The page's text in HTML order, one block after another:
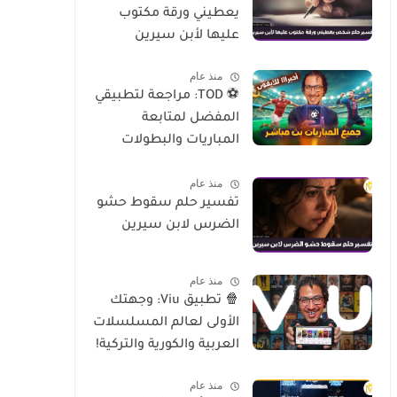
يعطيني ورقة مكتوب
عليها لأبن سيرين
منذ عام
⚽ TOD: مراجعة لتطبيقي
المفضل لمتابعة
المباريات والبطولات
منذ عام
تفسير حلم سقوط حشو
الضرس لابن سيرين
منذ عام
🍿 تطبيق Viu: وجهتك
الأولى لعالم المسلسلات
العربية والكورية والتركية!
منذ عام